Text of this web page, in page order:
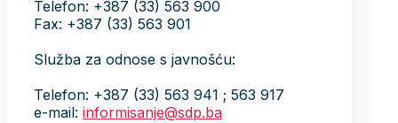
Telefon: +387 (33) 563 900
Fax: +387 (33) 563 901
Služba za odnose s javnošću:
Telefon: +387 (33) 563 941 ; 563 917
e-mail: informisanje@sdp.ba